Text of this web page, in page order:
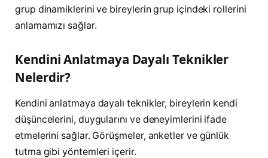
grup dinamiklerini ve bireylerin grup içindeki rollerini
anlamamızı sağlar.
Kendini Anlatmaya Dayalı Teknikler
Nelerdir?
Kendini anlatmaya dayalı teknikler, bireylerin kendi
düşüncelerini, duygularını ve deneyimlerini ifade
etmelerini sağlar. Görüşmeler, anketler ve günlük
tutma gibi yöntemleri içerir.